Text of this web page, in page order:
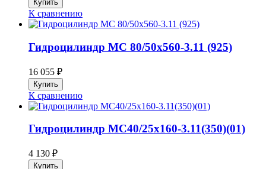
К сравнению
Гидроцилиндр МС 80/50х560-3.11 (925)
16 055 ₽
К сравнению
Гидроцилиндр МС40/25х160-3.11(350)(01)
4 130 ₽